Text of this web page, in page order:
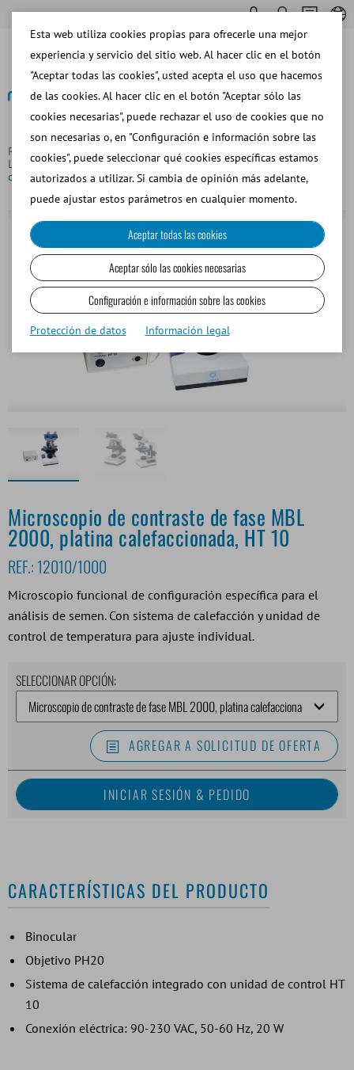
Página principal Bovino
Análisis de Semen y Software de
Laboratorio
Microscopio de contraste de fase MBL 2000, platina
calefaccionada, HT 10
Microscopio de contraste de fase MBL
2000, platina calefaccionada, HT 10
REF.: 12010/1000
Microscopio funcional de configuración específica para el
análisis de semen. Con sistema de calefacción y unidad de
control de temperatura para ajuste individual.
SELECCIONAR OPCIÓN:
AGREGAR A SOLICITUD DE OFERTA
CARACTERÍSTICAS DEL PRODUCTO
Binocular
Objetivo PH20
Sistema de calefacción integrado con unidad de control HT
10
Conexión eléctrica: 90-230 VAC, 50-60 Hz, 20 W
Esta web utiliza cookies propias para ofrecerle una mejor
experiencia y servicio del sitio web. Al hacer clic en el botón
"Aceptar todas las cookies", usted acepta el uso que hacemos
de las cookies. Al hacer clic en el botón "Aceptar sólo las
cookies necesarias", puede rechazar el uso de cookies que no
son necesarias o, en "Configuración e información sobre las
cookies", puede seleccionar qué cookies específicas estamos
autorizados a utilizar. Si cambia de opinión más adelante,
puede ajustar estos parámetros en cualquier momento.
Aceptar todas las cookies
Aceptar sólo las cookies necesarias
Configuración e información sobre las cookies
Protección de datos Información legal